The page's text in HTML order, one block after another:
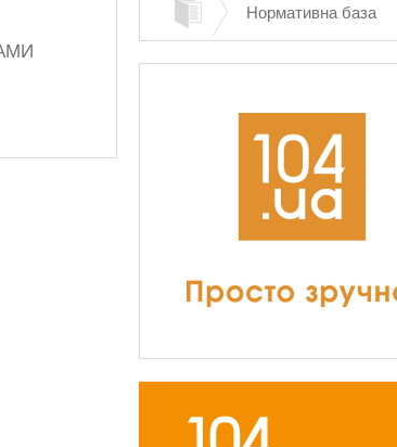
Нормативна база